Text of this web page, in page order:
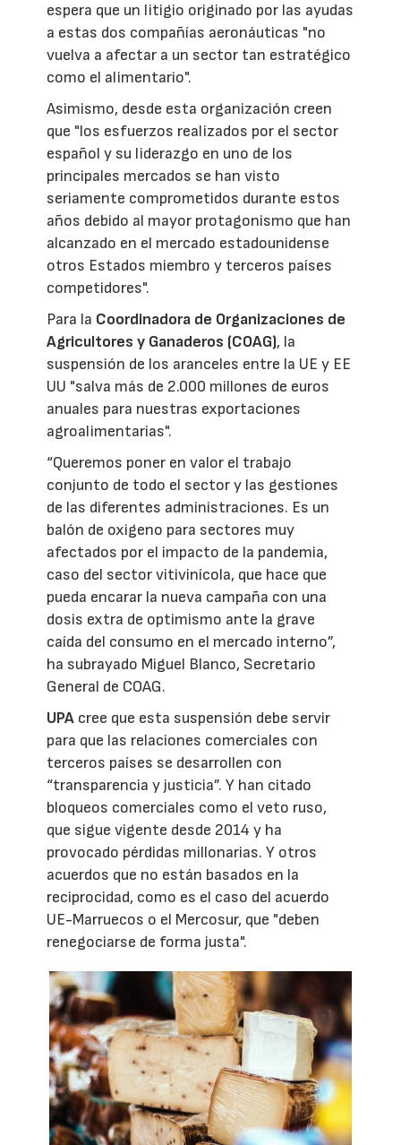
espera que un litigio originado por las ayudas
a estas dos compañías aeronáuticas "no
vuelva a afectar a un sector tan estratégico
como el alimentario".
Asimismo, desde esta organización creen
que "los esfuerzos realizados por el sector
español y su liderazgo en uno de los
principales mercados se han visto
seriamente comprometidos durante estos
años debido al mayor protagonismo que han
alcanzado en el mercado estadounidense
otros Estados miembro y terceros países
competidores".
Para la Coordinadora de Organizaciones de
Agricultores y Ganaderos (COAG), la
suspensión de los aranceles entre la UE y EE
UU "salva más de 2.000 millones de euros
anuales para nuestras exportaciones
agroalimentarias".
“Queremos poner en valor el trabajo
conjunto de todo el sector y las gestiones
de las diferentes administraciones. Es un
balón de oxigeno para sectores muy
afectados por el impacto de la pandemia,
caso del sector vitivinícola, que hace que
pueda encarar la nueva campaña con una
dosis extra de optimismo ante la grave
caída del consumo en el mercado interno”,
ha subrayado Miguel Blanco, Secretario
General de COAG.
UPA cree que esta suspensión debe servir
para que las relaciones comerciales con
terceros países se desarrollen con
“transparencia y justicia”. Y han citado
bloqueos comerciales como el veto ruso,
que sigue vigente desde 2014 y ha
provocado pérdidas millonarias. Y otros
acuerdos que no están basados en la
reciprocidad, como es el caso del acuerdo
UE-Marruecos o el Mercosur, que "deben
renegociarse de forma justa".